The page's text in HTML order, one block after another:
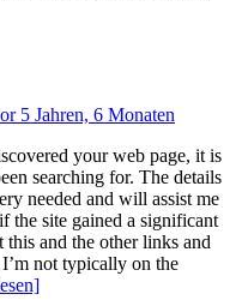
5 Jahren, 6 Monaten
your web page, it is
searching for. The details
needed and will assist me
the site gained a significant
this and the other links and
not typically on the